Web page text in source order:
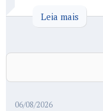
Leia mais
06/08/2026